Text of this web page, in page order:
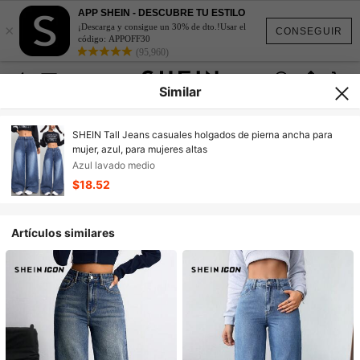
CONSEGUIR
×
APP SHEIN - DESCUBRE TU ESTILO
¡Descarga y consigue un 30% de dto.!Usar el
código: APPOFF30
(95,960)
Similar
SHEIN Tall Jeans casuales holgados de pierna ancha para
mujer, azul, para mujeres altas
Azul lavado medio
$18.52
Artículos similares